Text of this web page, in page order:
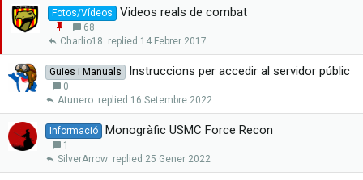
a
n
a
r
Fotos/Vídeos Videos reals de combat
n
g
a
n
x
a
r
68
14 Febrer 2017
Charlio18
Guies i Manuals Instruccions per accedir al servidor públic
0
16 Setembre 2022
Atunero
Informació Monogràfic USMC Force Recon
1
25 Gener 2022
SilverArrow